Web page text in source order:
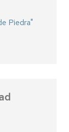
Piedra"